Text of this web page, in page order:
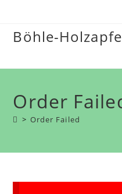
springen
Böhle-
Order
> Order Failed